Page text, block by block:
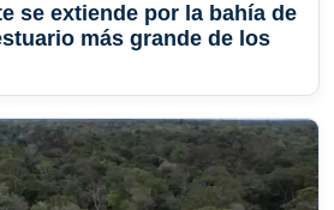
se extiende por la bahía de
más grande de los